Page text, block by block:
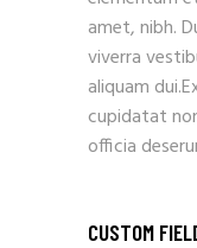
amet, nibh.
viverra
aliquam
cupidatat
officia
CUSTOM